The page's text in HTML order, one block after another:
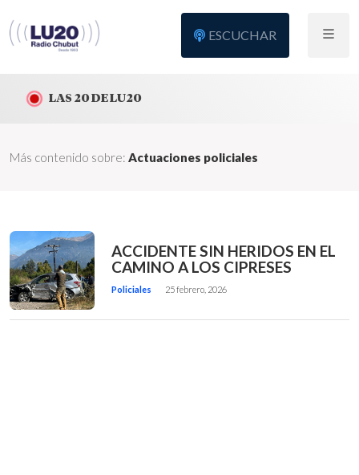
ESCUCHAR
LAS 20 DE LU20
Más contenido sobre: Actuaciones policiales
ACCIDENTE SIN HERIDOS EN EL
CAMINO A LOS CIPRESES
Policiales 25 febrero, 2026